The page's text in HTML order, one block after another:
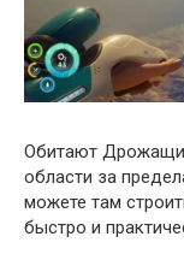
Обитают
области за
можете там
быстро и